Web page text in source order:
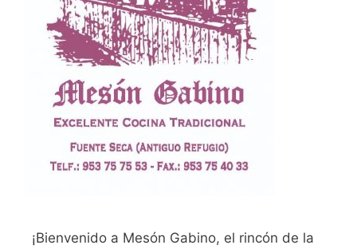
¡Bienvenido a Mesón Gabino, el rincón de la